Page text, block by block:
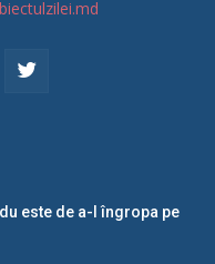
este de a-l îngropa pe